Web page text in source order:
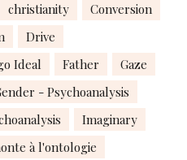
christianity
Conversion
Drive
Ideal Father
Gaze
- Psychoanalysis
Imaginary
à l'ontologie